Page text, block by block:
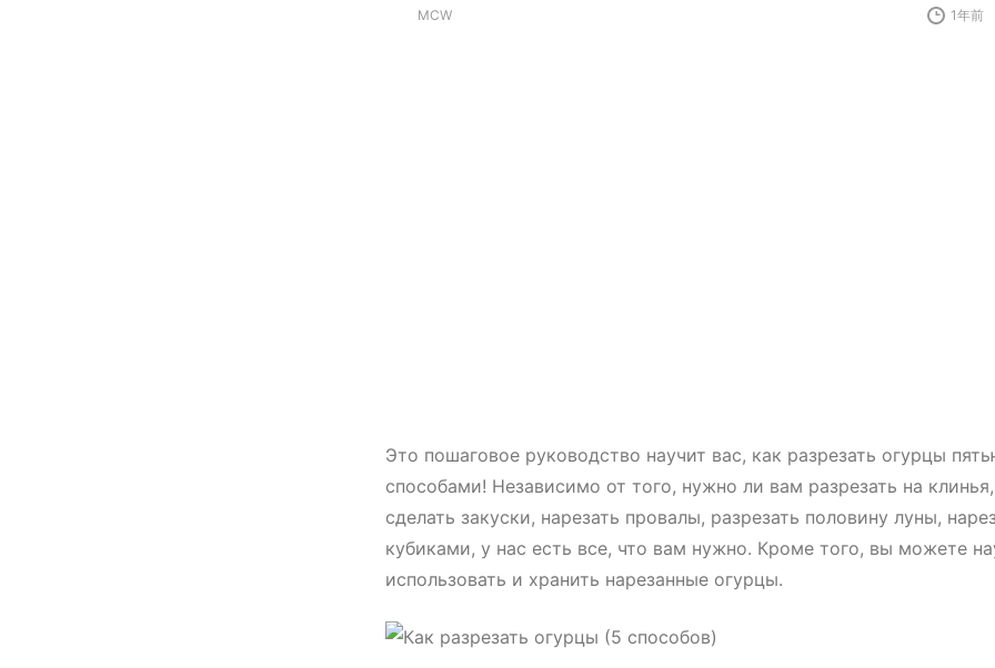
MCW 1年前
Это пошаговое руководство научит вас, как разрезать огурцы
способами! Независимо от того, нужно ли вам разрезать на
сделать закуски, нарезать провалы, разрезать половину луны,
кубиками, у нас есть все, что вам нужно. Кроме того, вы можете
использовать и хранить нарезанные огурцы.